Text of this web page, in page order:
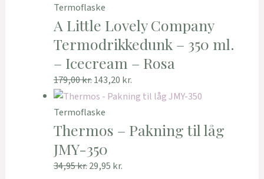
Termoflaske
A Little Lovely Company
Termodrikkedunk – 350 ml.
– Icecream – Rosa
179,00kr.143,20 kr.
Termoflaske
Thermos – Pakning til låg
JMY-350
34,95kr.29,95 kr.